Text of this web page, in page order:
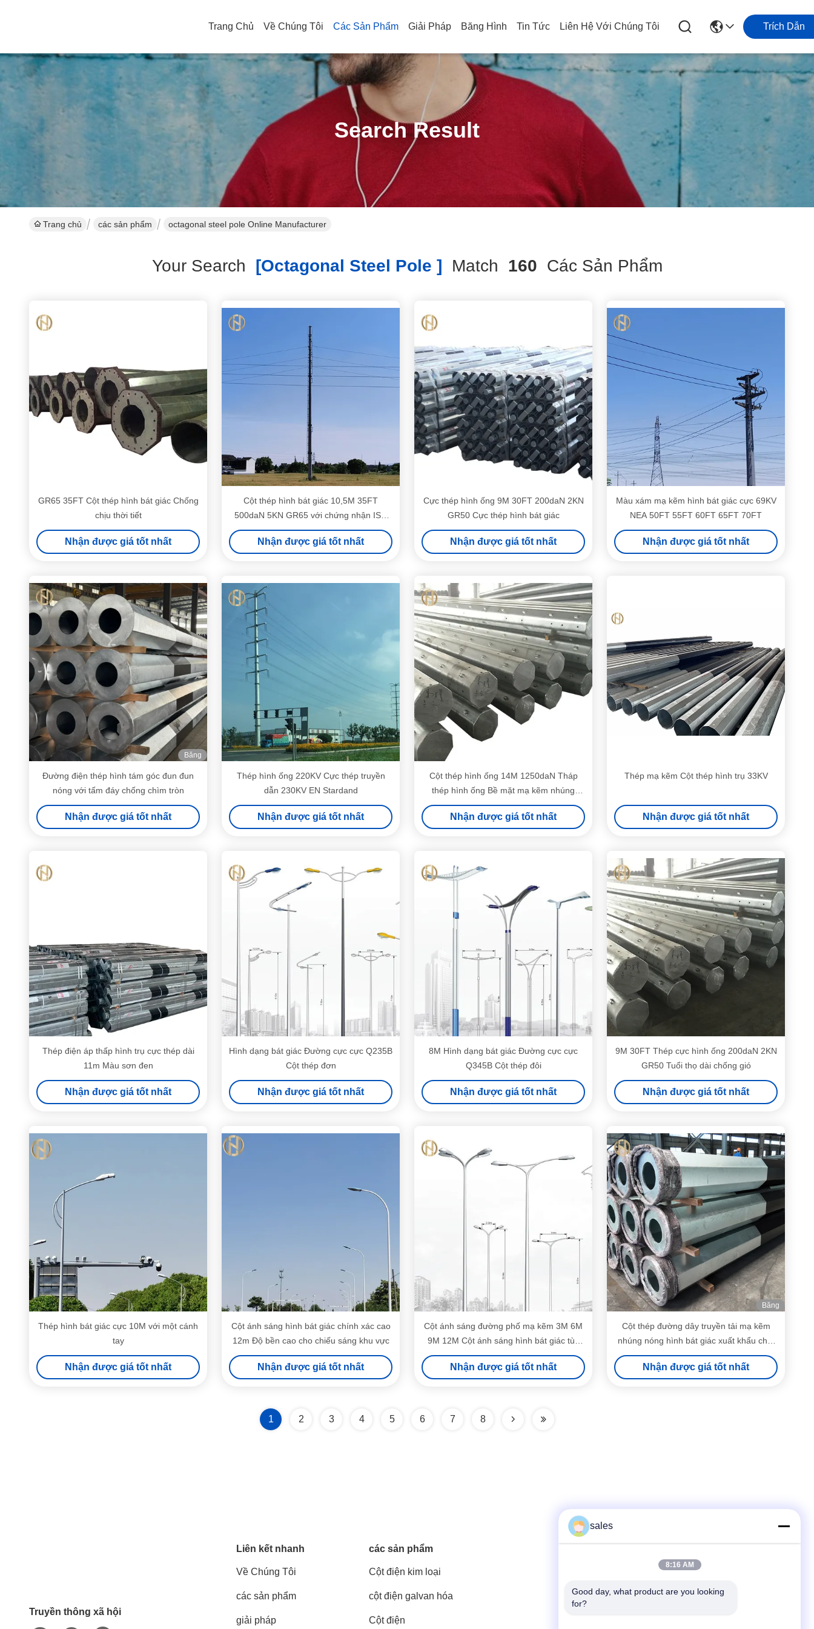
Trang Chủ Về Chúng Tôi Các Sản Phẩm Giải Pháp Băng Hình Tin Tức Liên Hệ Với Chúng Tôi Trích Dẫn
Search Result
Trang chủ các sản phẩm octagonal steel pole Online Manufacturer
Your Search [octagonal Steel Pole ] Match 160 Các Sản Phẩm
GR65 35FT Cột thép hình bát giác Chống
chịu thời tiết
Nhận được giá tốt nhất
Cột thép hình bát giác 10,5M 35FT
500daN 5KN GR65 với chứng nhận ISO
9001
Nhận được giá tốt nhất
Cực thép hình ống 9M 30FT 200daN 2KN
GR50 Cực thép hình bát giác
Nhận được giá tốt nhất
Màu xám mạ kẽm hình bát giác cực 69KV
NEA 50FT 55FT 60FT 65FT 70FT
Nhận được giá tốt nhất
Băng
Đường điện thép hình tám góc đun đun
nóng với tấm đáy chống chìm tròn
Nhận được giá tốt nhất
Thép hình ống 220KV Cực thép truyền
dẫn 230KV EN Stardand
Nhận được giá tốt nhất
Cột thép hình ống 14M 1250daN Tháp
thép hình ống Bề mặt mạ kẽm nhúng
nóng
Nhận được giá tốt nhất
Thép mạ kẽm Cột thép hình trụ 33KV
Nhận được giá tốt nhất
Thép điện áp thấp hình trụ cực thép dài
11m Màu sơn đen
Nhận được giá tốt nhất
Hình dạng bát giác Đường cực cực Q235B
Cột thép đơn
Nhận được giá tốt nhất
8M Hình dạng bát giác Đường cực cực
Q345B Cột thép đôi
Nhận được giá tốt nhất
9M 30FT Thép cực hình ống 200daN 2KN
GR50 Tuổi thọ dài chống gió
Nhận được giá tốt nhất
Thép hình bát giác cực 10M với một cánh
tay
Nhận được giá tốt nhất
Cột ánh sáng hình bát giác chính xác cao
12m Độ bền cao cho chiếu sáng khu vực
Nhận được giá tốt nhất
Cột ánh sáng đường phố mạ kẽm 3M 6M
9M 12M Cột ánh sáng hình bát giác tùy
chỉnh
Nhận được giá tốt nhất
Băng
Cột thép đường dây truyền tải mạ kẽm
nhúng nóng hình bát giác xuất khẩu chất
lượng cao
Nhận được giá tốt nhất
1 2 3 4 5 6 7 8
Truyền thông xã hội
Liên kết nhanh
Về Chúng Tôi
các sản phẩm
giải pháp
các sản phẩm
Cột điện kim loại
cột điện galvan hóa
Cột điện
86-510-87871161
sales
8:16 AM
Good day, what product are you looking
for?